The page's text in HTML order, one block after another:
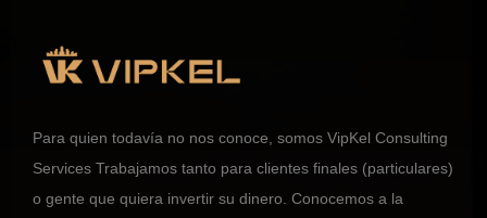
Para quien todavía no nos conoce, somos VipKel Consulting
Services Trabajamos tanto para clientes finales (particulares)
o gente que quiera invertir su dinero. Conocemos a la